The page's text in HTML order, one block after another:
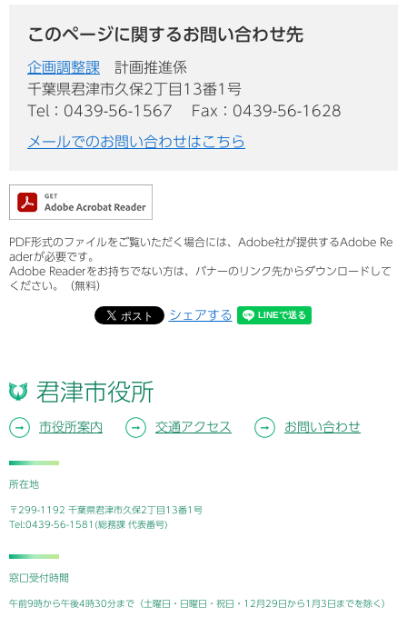
このページに関するお問い合わせ先
企画調整課
計画推進係
千葉県君津市久保2丁目13番1号
Tel：0439-56-1567
Fax：0439-56-1628
メールでのお問い合わせはこちら
PDF形式のファイルをご覧いただく場合には、Adobe社が提供するAdobe Re
aderが必要です。
Adobe Readerをお持ちでない方は、バナーのリンク先からダウンロードして
ください。（無料）
シェアする
君津市役所
市役所案内 交通アクセス お問い合わせ
所在地
〒299-1192 千葉県君津市久保2丁目13番1号
Tel:0439-56-1581(総務課 代表番号)
窓口受付時間
午前9時から午後4時30分まで（土曜日・日曜日・祝日・12月29日から1月3日までを除く）